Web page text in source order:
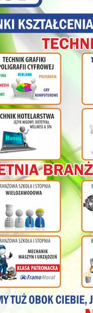
2021. All rights